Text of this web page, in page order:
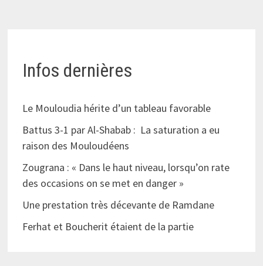
Infos dernières
Le Mouloudia hérite d’un tableau favorable
Battus 3-1 par Al-Shabab : La saturation a eu
raison des Mouloudéens
Zougrana : « Dans le haut niveau, lorsqu’on rate
des occasions on se met en danger »
Une prestation très décevante de Ramdane
Ferhat et Boucherit étaient de la partie